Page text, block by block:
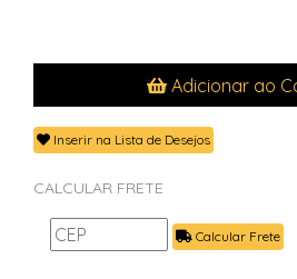
Adicionar ao
Inserir na Lista de Desejos
CALCULAR FRETE
Calcular Frete